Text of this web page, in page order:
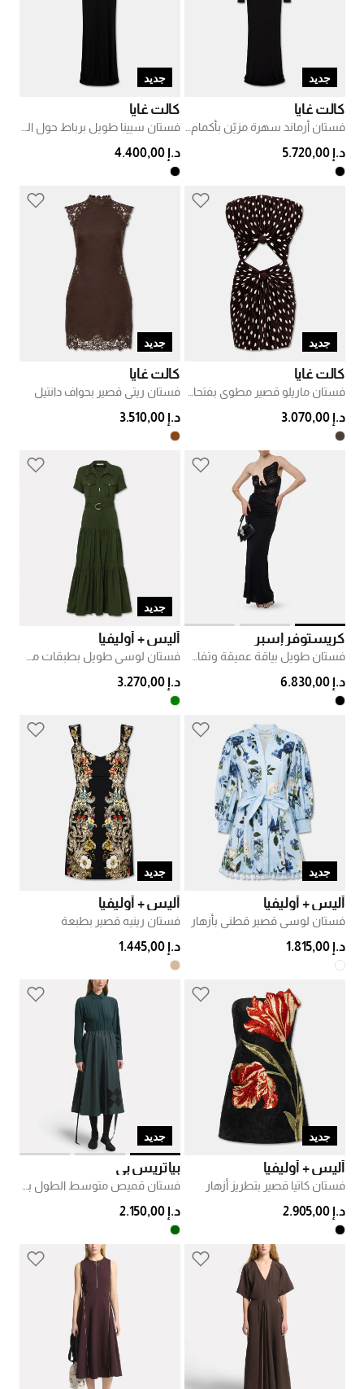
جديد
كالت غايا
د.إ 5.720,00
جديد
كالت غايا
د.إ 4.400,00
جديد
كالت غايا
د.إ 3.070,00
جديد
كالت غايا
فستان ريتي قصير بحواف دانتيل
د.إ 3.510,00
كريستوفر إسبر
د.إ 6.830,00
جديد
أليس + أوليفيا
د.إ 3.270,00
جديد
أليس + أوليفيا
فستان لوسي قصير قطني بأزهار
د.إ 1.815,00
جديد
أليس + أوليفيا
فستان رينيه قصير بطبعة
د.إ 1.445,00
جديد
أليس + أوليفيا
فستان كاتيا قصير بتطريز أزهار
د.إ 2.905,00
جديد
بياتريس بي
د.إ 2.150,00